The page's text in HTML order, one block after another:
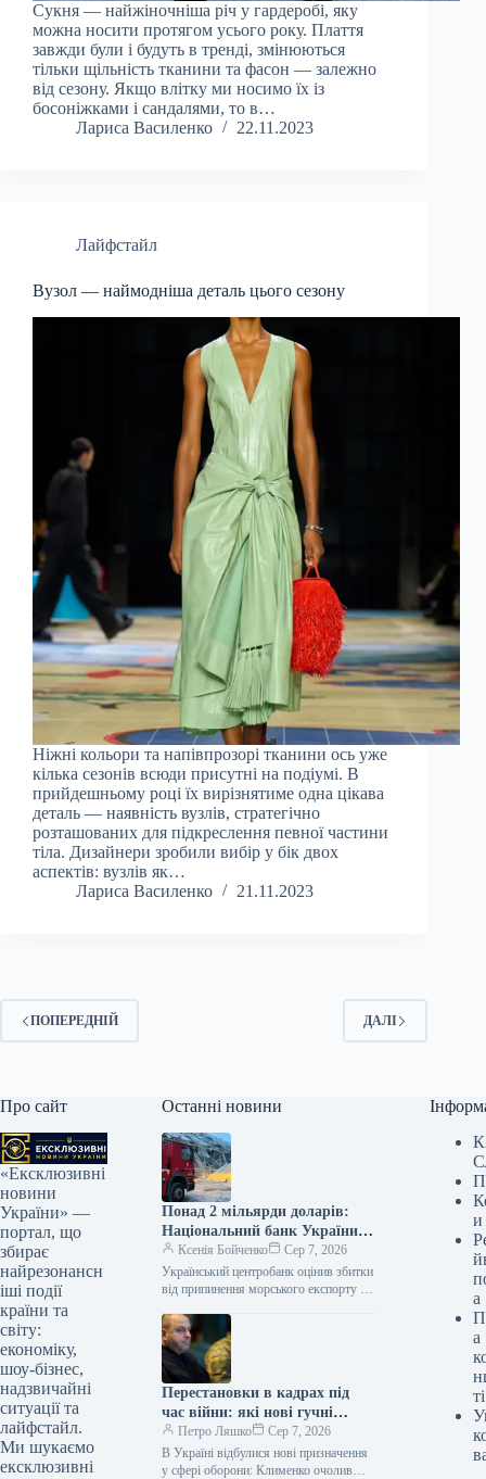
Сукня — найжіночніша річ у гардеробі, яку
можна носити протягом усього року. Плаття
завжди були і будуть в тренді, змінюються
тільки щільність тканини та фасон — залежно
від сезону. Якщо влітку ми носимо їх із
босоніжками і сандалями, то в…
Лариса Василенко
22.11.2023
Лайфстайл
Вузол — наймодніша деталь цього сезону
Ніжні кольори та напівпрозорі тканини ось уже
кілька сезонів всюди присутні на подіумі. В
прийдешньому році їх вирізнятиме одна цікава
деталь — наявність вузлів, стратегічно
розташованих для підкреслення певної частини
тіла. Дизайнери зробили вибір у бік двох
аспектів: вузлів як…
Лариса Василенко
21.11.2023
ПОПЕРЕДНІЙ ДАЛІ
Про сайт
«Ексклюзивні
новини
України» —
портал, що
збирає
найрезонансн
іші події
країни та
світу:
економіку,
шоу-бізнес,
надзвичайні
ситуації та
лайфстайл.
Ми шукаємо
ексклюзивні
Останні новини
Понад 2 мільярди доларів:
Національний банк України
оцінив збитки від припинення
морського експорту.
Ксенія Бойченко
Сер 7, 2026
Український центробанк оцінив збитки
від припинення морського експорту з
Україна ризикує недоотримати понад
2…
Перестановки в кадрах під
час війни: які нові гучні
призначення виявилися
відомими (відео)
Петро Ляшко
Сер 7, 2026
В Україні відбулися нові призначення
у сфері оборони: Клименко очолив
и
а
а
ті